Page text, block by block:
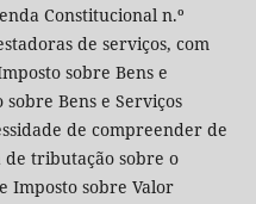
Constitucional n.º
de serviços, com
sobre Bens e
Bens e Serviços
de compreender de
de tributação sobre o
Imposto sobre Valor